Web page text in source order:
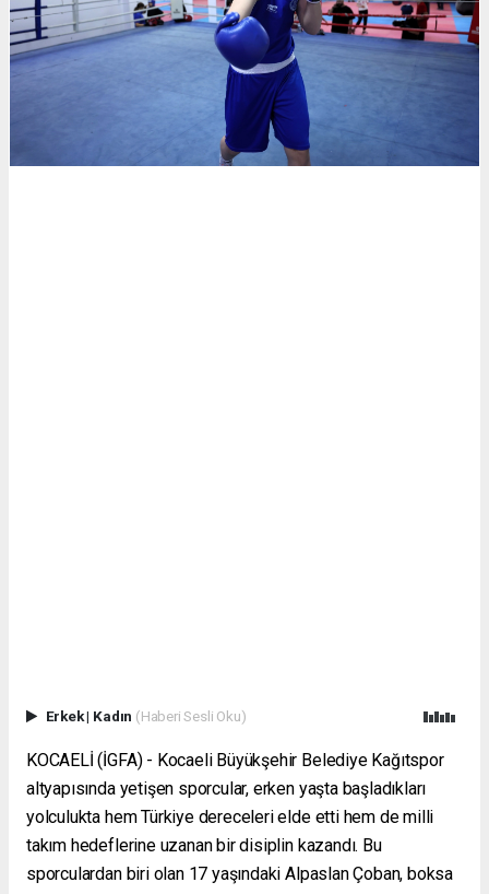
Erkek| Kadın (Haberi Sesli Oku)
KOCAELİ (İGFA) - Kocaeli Büyükşehir Belediye Kağıtspor
altyapısında yetişen sporcular, erken yaşta başladıkları
yolculukta hem Türkiye dereceleri elde etti hem de milli
takım hedeflerine uzanan bir disiplin kazandı. Bu
sporculardan biri olan 17 yaşındaki Alpaslan Çoban, boksa